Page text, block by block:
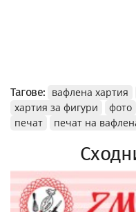
Тагове: вафлена хартия
хартия за фигури
фото
печат
печат на